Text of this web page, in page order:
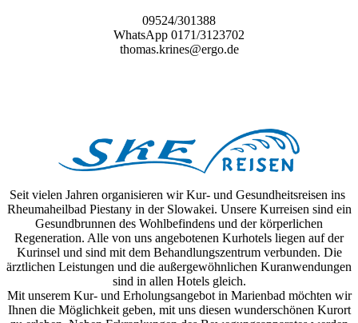
09524/301388
WhatsApp 0171/3123702
thomas.krines@ergo.de
Seit vielen Jahren organisieren wir Kur- und Gesundheitsreisen ins
Rheumaheilbad Piestany in der Slowakei. Unsere Kurreisen sind ein
Gesundbrunnen des Wohlbefindens und der körperlichen
Regeneration. Alle von uns angebotenen Kurhotels liegen auf der
Kurinsel und sind mit dem Behandlungszentrum verbunden. Die
ärztlichen Leistungen und die außergewöhnlichen Kuranwendungen
sind in allen Hotels gleich.
Mit unserem Kur- und Erholungsangebot in Marienbad möchten wir
Ihnen die Möglichkeit geben, mit uns diesen wunderschönen Kurort